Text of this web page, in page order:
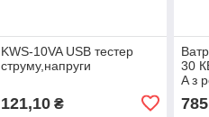
KWS-10VA USB тестер
струму,напруги
121,10₴
30
A з